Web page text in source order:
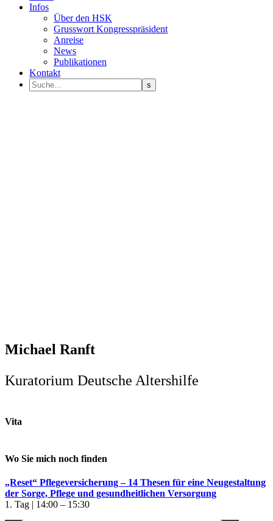
Infos
Über den HSK
Grusswort Kongresspräsident
Anreise
News
Publikationen
Kontakt
Michael Ranft
Kuratorium Deutsche Altershilfe
Vita
Wo Sie mich noch finden
„Reset“ Pflegeversicherung – 14 Thesen für eine Neugestaltung
der Sorge, Pflege und gesundheitlichen Versorgung
1. Tag | 14:00 – 15:30